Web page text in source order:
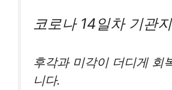
코로나 14일차 기관
후각과 미각이 더디게 회
니다.